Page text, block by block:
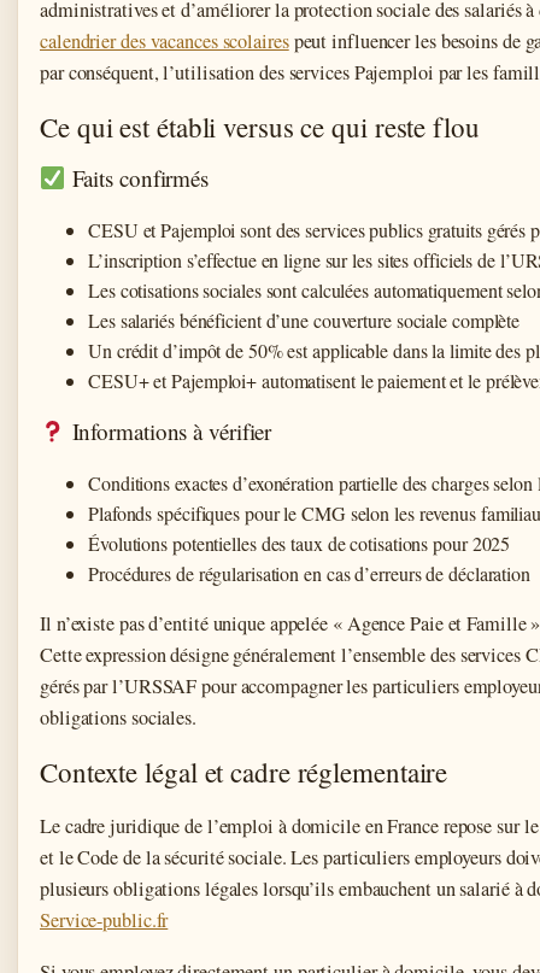
administratives et d’améliorer la protection sociale des salariés
calendrier des vacances scolairespeut influencer les besoins de
par conséquent, l’utilisation des services Pajemploi par les
Ce qui est établi versus ce qui reste flou
Faits confirmés
CESU et Pajemploi sont des services publics gratuits gérés
L’inscription s’effectue en ligne sur les sites officiels de
Les cotisations sociales sont calculées automatiquement
Les salariés bénéficient d’une couverture sociale complète
Un crédit d’impôt de 50% est applicable dans la limite des
CESU+ et Pajemploi+ automatisent le paiement et le
Informations à vérifier
Conditions exactes d’exonération partielle des charges selon
Plafonds spécifiques pour le CMG selon les revenus
Évolutions potentielles des taux de cotisations pour 2025
Procédures de régularisation en cas d’erreurs de déclaration
Il n’existe pas d’entité unique appelée « Agence Paie et Famille
Cette expression désigne généralement l’ensemble des services
gérés par l’URSSAF pour accompagner les particuliers
obligations sociales.
Contexte légal et cadre réglementaire
Le cadre juridique de l’emploi à domicile en France repose sur
et le Code de la sécurité sociale. Les particuliers employeurs
plusieurs obligations légales lorsqu’ils embauchent un salarié à
Service-public.fr